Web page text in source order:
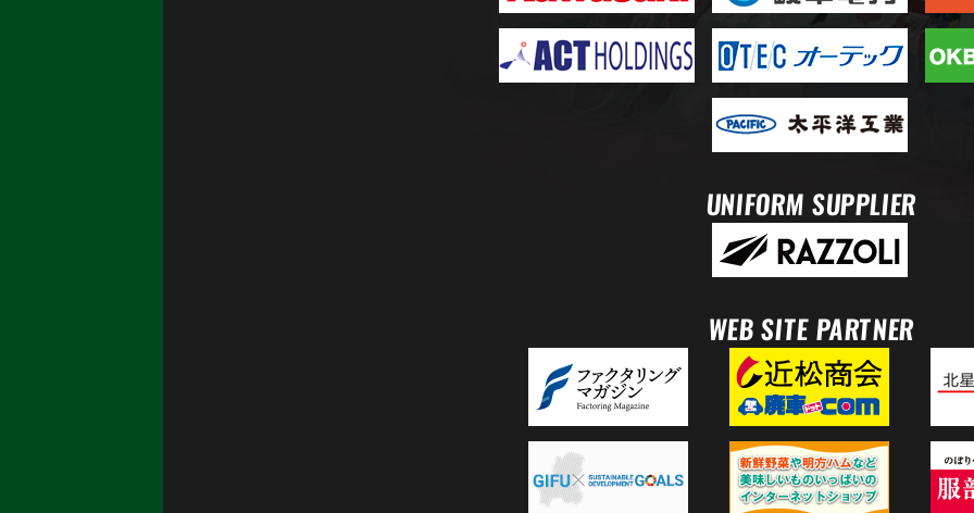
UNIFORM SUPPLIER
WEB SITE PARTNER